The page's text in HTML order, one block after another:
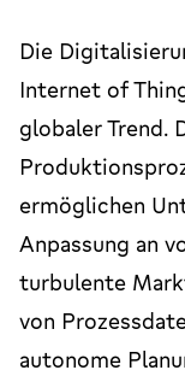
Die
Internet of
globaler Trend.
ermöglichen
Anpassung an
turbulente
von
autonome